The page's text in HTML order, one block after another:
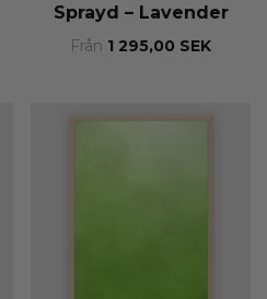
Sprayd – Lavender
Från 1 295,00 SEK